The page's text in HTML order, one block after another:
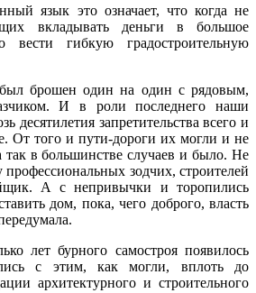
язык это означает, что когда не
вкладывать деньги в большое
вести гибкую градостроительную
брошен один на один с рядовым,
И в роли последнего наши
десятилетия запретительства всего и
От того и пути-дороги их могли и не
так в большинстве случаев и было. Не
зодчих, строителей
А с непривычки и торопились
дом, пока, чего доброго, власть
лет бурного самостроя появилось
с этим, как могли, вплоть до
архитектурного и строительного